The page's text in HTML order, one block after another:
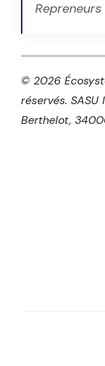
Repreneurs
© 2026
réservés. SASU
Berthelot,